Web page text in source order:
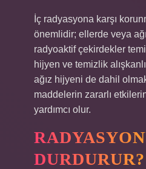
İç radyasyona karşı
önemlidir; ellerde veya
radyoaktif çekirdekler
hijyen ve temizlik
ağız hijyeni de dahil
maddelerin zararlı
yardımcı olur.
DURDURUR?